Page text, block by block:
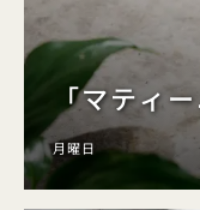
「マティ
月曜日